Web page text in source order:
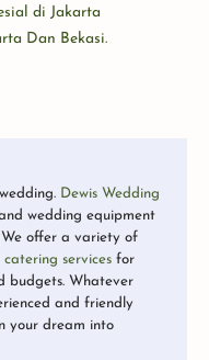
di Jakarta
Dan Bekasi.
Dewis Wedding
wedding equipment
We offer a variety of
catering services for
budgets. Whatever
and friendly
your dream into